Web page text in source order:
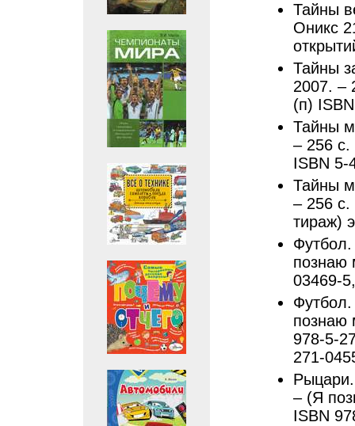
Тайны
Оникс
Тайны
2007. –
(п)
Тайны
– 256 с.
ISBN 5-
Тайны
– 256 с.
тираж)
познаю
03469-
познаю
978-5-
271-
– (Я
ISBN